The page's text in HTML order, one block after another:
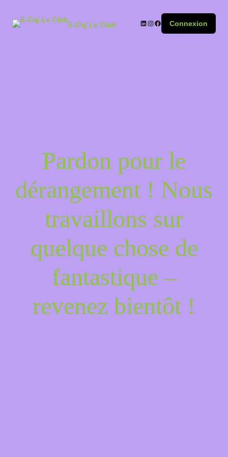
E-Cig Le Club Connexion
Pardon pour le
dérangement ! Nous
travaillons sur
quelque chose de
fantastique –
revenez bientôt !